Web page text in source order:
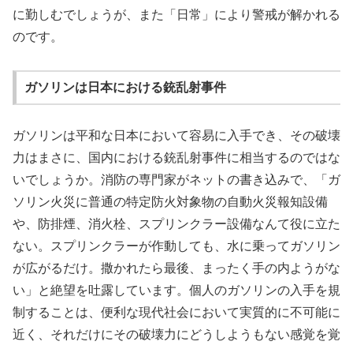
に勤しむでしょうが、また「日常」により警戒が解かれる
のです。
ガソリンは日本における銃乱射事件
ガソリンは平和な日本において容易に入手でき、その破壊
力はまさに、国内における銃乱射事件に相当するのではな
いでしょうか。消防の専門家がネットの書き込みで、「ガ
ソリン火災に普通の特定防火対象物の自動火災報知設備
や、防排煙、消火栓、スプリンクラー設備なんて役に立た
ない。スプリンクラーが作動しても、水に乗ってガソリン
が広がるだけ。撒かれたら最後、まったく手の内ようがな
い」と絶望を吐露しています。個人のガソリンの入手を規
制することは、便利な現代社会において実質的に不可能に
近く、それだけにその破壊力にどうしようもない感覚を覚